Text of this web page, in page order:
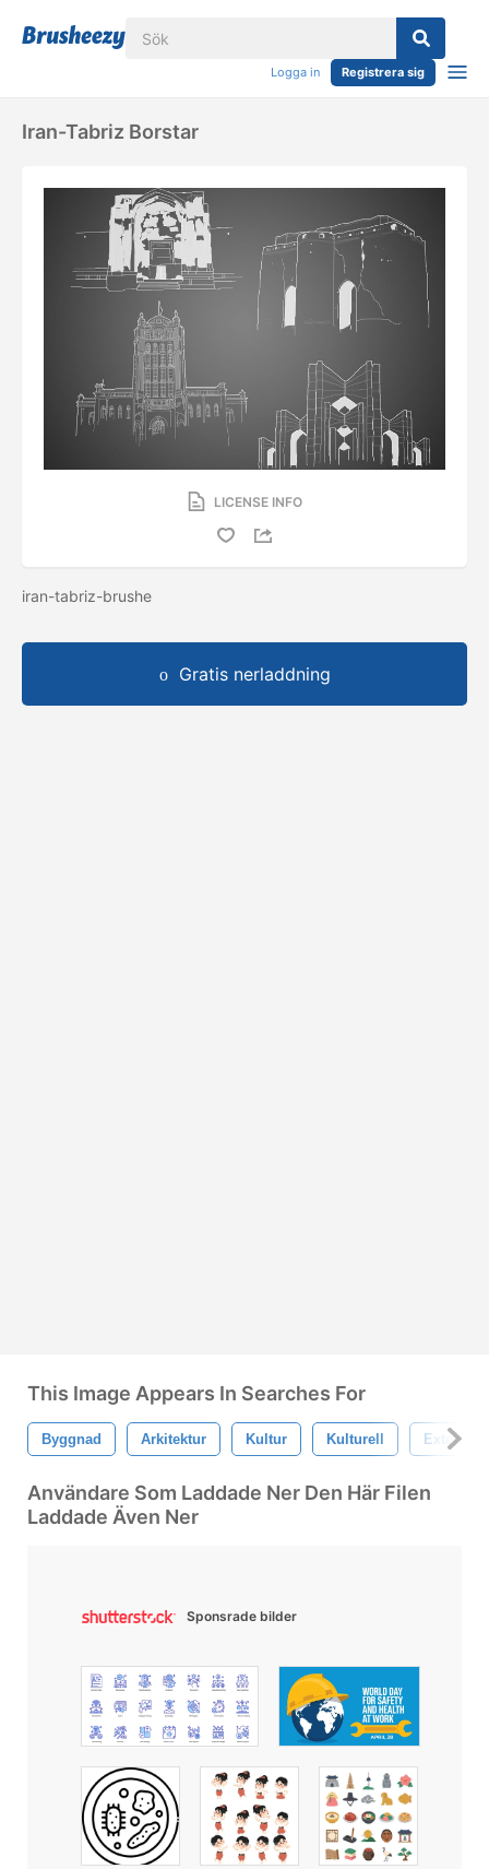
Logga in Registrera sig
Iran-Tabriz Borstar
LICENSE INFO
iran-tabriz-brushe
Gratis nerladdning
This Image Appears In Searches For
Byggnad Arkitektur Kultur Kulturell Exteriör
Användare Som Laddade Ner Den Här Filen
Laddade Även Ner
Sponsrade bilder